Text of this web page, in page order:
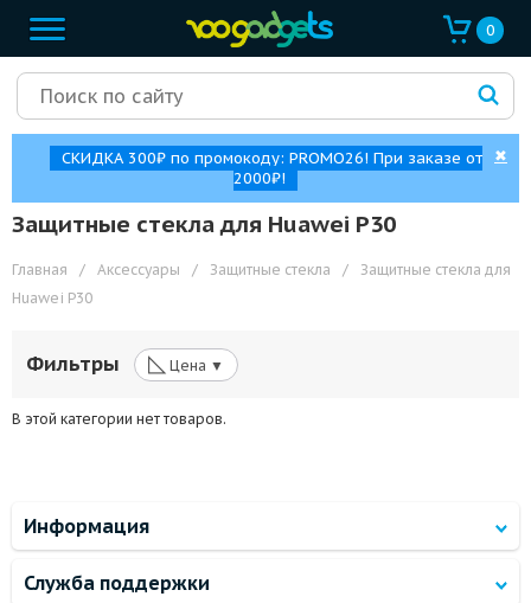
0
СКИДКА 300₽ по промокоду: PROMO26! При заказе от
2000₽!
✖
Защитные стекла для Huawei P30
Главная / Аксессуары / Защитные стекла /
Защитные стекла для
Huawei P30
Фильтры ◺ Цена ▼
В этой категории нет товаров.
Информация
Служба поддержки